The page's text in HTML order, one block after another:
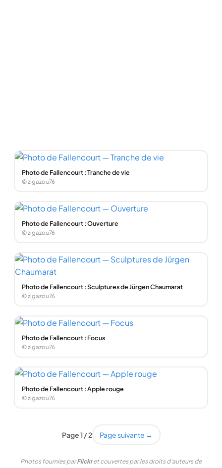
Photo de Fallencourt : Tranche de vie
© zigazou76
Photo de Fallencourt : Ouverture
© zigazou76
Photo de Fallencourt : Sculptures de Jürgen Chaumarat
© zigazou76
Photo de Fallencourt : Focus
© zigazou76
Photo de Fallencourt : Apple rouge
© zigazou76
Page 1 / 2 Page suivante →
Photos fournies parFlickret couvertes par les droits d'auteurs de